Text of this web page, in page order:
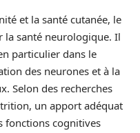
et la santé cutanée, le
la santé neurologique. Il
particulier dans le
des neurones et à la
Selon des recherches
un apport adéquat
fonctions cognitives